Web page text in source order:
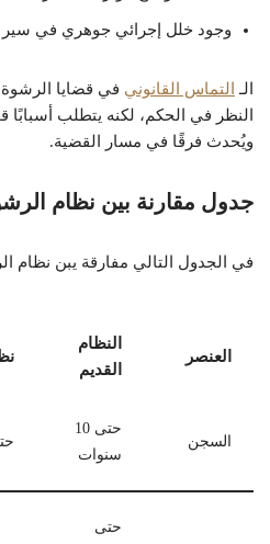
وجود خلل إجرائي جوهري في سير
الـ التماس القانوني في قضايا الرشوة
النظر في الحكم، لكنه يتطلب أسبابًا
ويُحدث فرقًا في مسار القضية.
جدول مقارنة بين نظام
في الجدول التالي مفارقة يبن نظام
العنصر
النظام
القديم
السجن
حتى 10
سنوات
حتى
حتى